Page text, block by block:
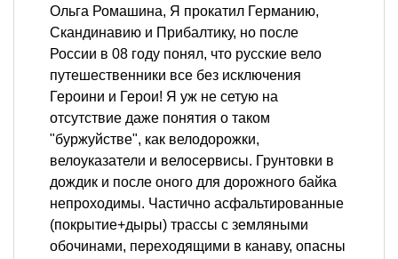
Ольга Ромашина, Я прокатил Германию,
Скандинавию и Прибалтику, но после
России в 08 году понял, что русские вело
путешественники все без исключения
Героини и Герои! Я уж не сетую на
отсутствие даже понятия о таком
"буржуйстве", как велодорожки,
велоуказатели и велосервисы. Грунтовки в
дождик и после оного для дорожного байка
непроходимы. Частично асфальтированные
(покрытие+дыры) трассы с земляными
обочинами, переходящими в канаву, опасны